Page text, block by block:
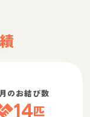
のお結び数
14匹